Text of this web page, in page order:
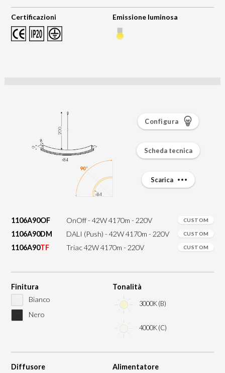
Certificazioni Emissione luminosa
1106A90OF OnOff - 42W 4170m - 220V CUSTOM
1106A90DM DALI (Push) - 42W 4170m - 220V CUSTOM
1106A90TF Triac 42W 4170m - 220V CUSTOM
Finitura
Bianco
Nero
Tonalità
3000K (B)
4000K (C)
Diffusore
Alimentatore
Configura
Scheda tecnica
Scarica